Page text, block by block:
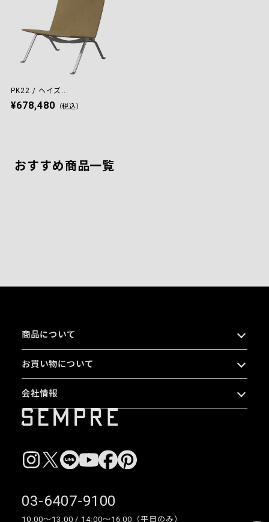
PK22 / ヘイズ...
¥678,480 （税込）
おすすめ商品一覧
商品について
お買い物について
会社情報
03-6407-9100
10:00〜13:00 / 14:00〜16:00（平日のみ）